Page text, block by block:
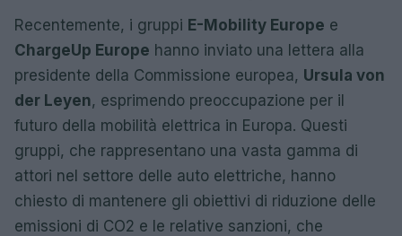
Recentemente, i gruppi E-Mobility Europe e
ChargeUp Europe hanno inviato una lettera alla
presidente della Commissione europea, Ursula von
der Leyen, esprimendo preoccupazione per il
futuro della mobilità elettrica in Europa. Questi
gruppi, che rappresentano una vasta gamma di
attori nel settore delle auto elettriche, hanno
chiesto di mantenere gli obiettivi di riduzione delle
emissioni di CO2 e le relative sanzioni, che